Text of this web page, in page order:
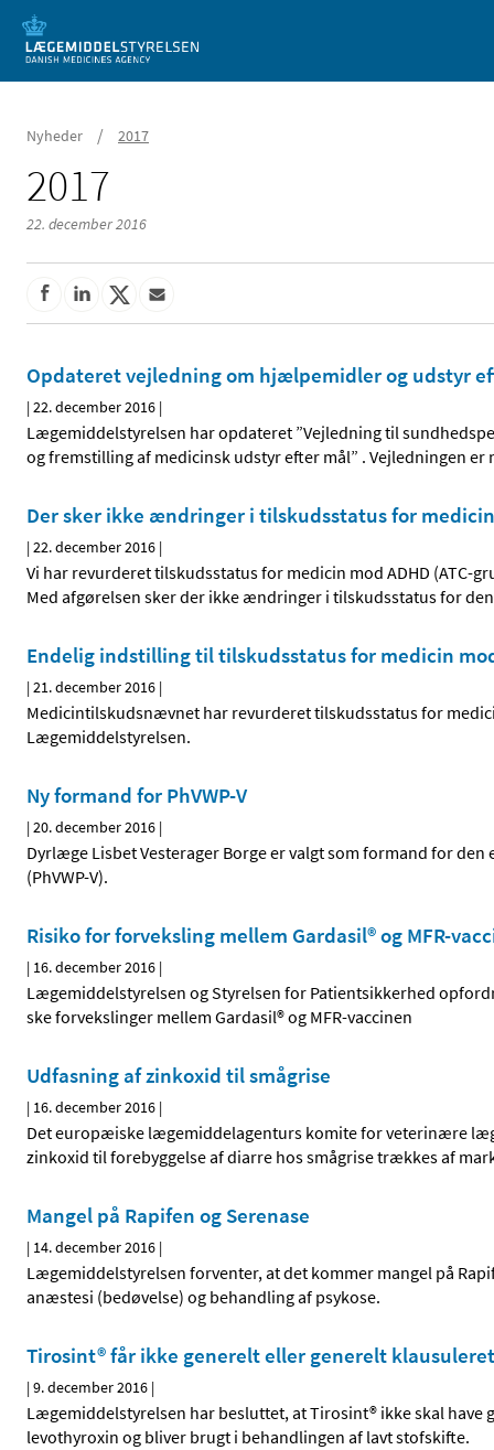
Mobil visning
Nyheder / 2017
2017
22. december 2016
Opdateret vejledning om hjælpemidler og udstyr
|22. december 2016 |
Lægemiddelstyrelsen har opdateret ”Vejledning til
og fremstilling af medicinsk udstyr efter mål” . Vejledningen er
Der sker ikke ændringer i tilskudsstatus for
|22. december 2016 |
Vi har revurderet tilskudsstatus for medicin mod ADHD (ATC-
Med afgørelsen sker der ikke ændringer i tilskudsstatus for
Endelig indstilling til tilskudsstatus for medicin
|21. december 2016 |
Medicintilskudsnævnet har revurderet tilskudsstatus for
Lægemiddelstyrelsen.
Ny formand for PhVWP-V
|20. december 2016 |
Dyrlæge Lisbet Vesterager Borge er valgt som formand for
(PhVWP-V).
Risiko for forveksling mellem Gardasil® og MFR-
| 16. december 2016 |
Lægemiddelstyrelsen og Styrelsen for Patientsikkerhed
ske forvekslinger mellem Gardasil® og MFR-vaccinen
Udfasning af zinkoxid til smågrise
| 16. december 2016 |
Det europæiske lægemiddelagenturs komite for veterinære
zinkoxid til forebyggelse af diarre hos smågrise trækkes af
Mangel på Rapifen og Serenase
| 14. december 2016 |
Lægemiddelstyrelsen forventer, at det kommer mangel på
anæstesi (bedøvelse) og behandling af psykose.
Tirosint® får ikke generelt eller generelt
|9. december 2016 |
Lægemiddelstyrelsen har besluttet, at Tirosint® ikke skal
levothyroxin og bliver brugt i behandlingen af lavt stofskifte.